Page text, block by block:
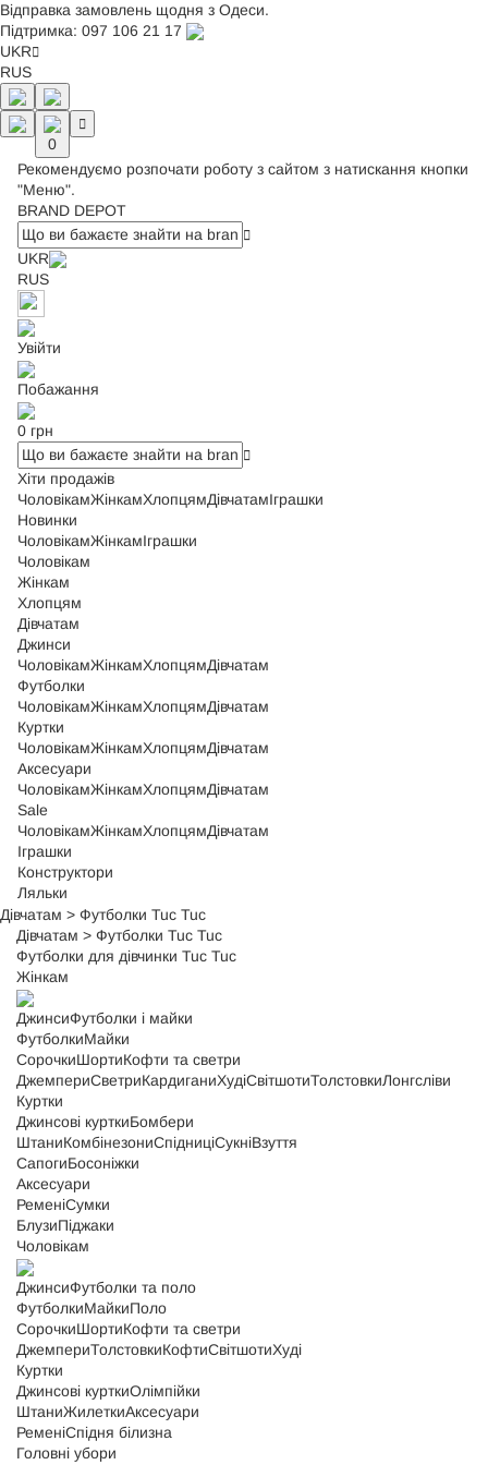
Відправка замовлень щодня з Одеси.
Підтримка: 097 106 21 17
UKR
RUS
0
Рекомендуємо розпочати роботу з сайтом з натискання кнопки
"Меню".
BRAND DEPOT
UKR
RUS
Увійти
Побажання
0 грн
Хіти продажів
ЧоловікамЖінкамХлопцямДівчатамІграшки
Новинки
ЧоловікамЖінкамІграшки
Чоловікам
Жінкам
Хлопцям
Дівчатам
Джинси
ЧоловікамЖінкамХлопцямДівчатам
Футболки
ЧоловікамЖінкамХлопцямДівчатам
Куртки
ЧоловікамЖінкамХлопцямДівчатам
Аксесуари
ЧоловікамЖінкамХлопцямДівчатам
Sale
ЧоловікамЖінкамХлопцямДівчатам
Іграшки
Конструктори
Ляльки
Дівчатам > Футболки Tuc Tuc
Дівчатам > Футболки Tuc Tuc
Футболки для дівчинки Tuc Tuc
Жінкам
ДжинсиФутболки і майки
ФутболкиМайки
СорочкиШортиКофти та светри
ДжемпериСветриКардиганиХудіСвітшотиТолстовкиЛонгсліви
Куртки
Джинсові курткиБомбери
ШтаниКомбінезониСпідниціСукніВзуття
СапогиБосоніжки
Аксесуари
РеменіСумки
БлузиПіджаки
Чоловікам
ДжинсиФутболки та поло
ФутболкиМайкиПоло
СорочкиШортиКофти та светри
ДжемпериТолстовкиКофтиСвітшотиХуді
Куртки
Джинсові курткиОлімпійки
ШтаниЖилеткиАксесуари
РеменіСпідня білизна
Головні убори